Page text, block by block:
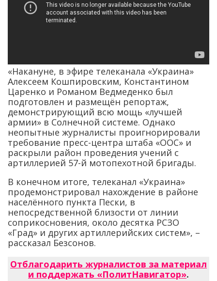
«Накануне, в эфире телеканала «Украина»
Алексеем Кошпировским, Константином
Царенко и Романом Ведмеденко был
подготовлен и размещён репортаж,
демонстрирующий всю мощь «лучшей
армии» в Солнечной системе. Однако
неопытные журналисты проигнорировали
требование пресс-центра штаба «ООС» и
раскрыли район проведения учений с
артиллерией 57-й мотопехотной бригады.
В конечном итоге, телеканал «Украина»
продемонстрировал нахождение в районе
населённого пункта Пески, в
непосредственной близости от линии
соприкосновения, около десятка РСЗО
«Град» и других артиллерийских систем», –
рассказал Безсонов.
Отблагодарить журналистов за материал
и поддержать «ПолитНавигатор».